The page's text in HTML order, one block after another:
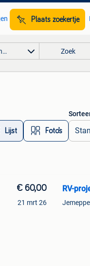
Plaats zoekertje
Zoek
Lijst Foto’s
€ 60,00
21 mrt 26
RV-
Jemeppe